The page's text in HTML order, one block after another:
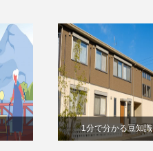
1分で分かる豆知識